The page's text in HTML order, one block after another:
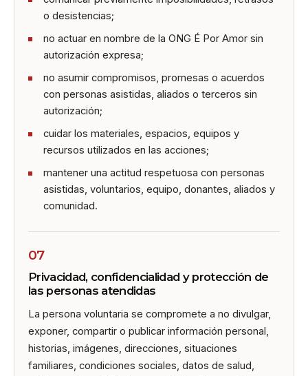
o desistencias;
no actuar en nombre de la ONG É Por Amor sin
autorización expresa;
no asumir compromisos, promesas o acuerdos
con personas asistidas, aliados o terceros sin
autorización;
cuidar los materiales, espacios, equipos y
recursos utilizados en las acciones;
mantener una actitud respetuosa con personas
asistidas, voluntarios, equipo, donantes, aliados y
comunidad.
07
Privacidad, confidencialidad y protección de
las personas atendidas
La persona voluntaria se compromete a no divulgar,
exponer, compartir o publicar información personal,
historias, imágenes, direcciones, situaciones
familiares, condiciones sociales, datos de salud,